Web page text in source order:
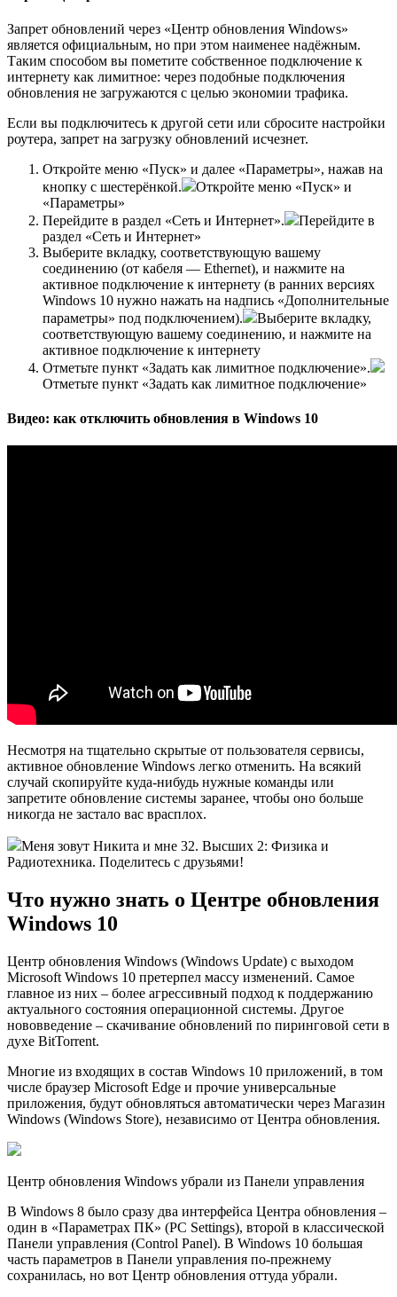
Запрет обновлений через «Центр обновления Windows»
является официальным, но при этом наименее надёжным.
Таким способом вы пометите собственное подключение к
интернету как лимитное: через подобные подключения
обновления не загружаются с целью экономии трафика.
Если вы подключитесь к другой сети или сбросите настройки
роутера, запрет на загрузку обновлений исчезнет.
Откройте меню «Пуск» и далее «Параметры», нажав на
кнопку с шестерёнкой.
Откройте меню «Пуск» и
«Параметры»
Перейдите в раздел «Сеть и Интернет».
Перейдите в
раздел «Сеть и Интернет»
Выберите вкладку, соответствующую вашему
соединению (от кабеля — Ethernet), и нажмите на
активное подключение к интернету (в ранних версиях
Windows 10 нужно нажать на надпись «Дополнительные
параметры» под подключением).
Выберите вкладку,
соответствующую вашему соединению, и нажмите на
активное подключение к интернету
Отметьте пункт «Задать как лимитное подключение».
Отметьте пункт «Задать как лимитное подключение»
Видео: как отключить обновления в Windows 10
Несмотря на тщательно скрытые от пользователя сервисы,
активное обновление Windows легко отменить. На всякий
случай скопируйте куда-нибудь нужные команды или
запретите обновление системы заранее, чтобы оно больше
никогда не застало вас врасплох.
Меня зовут Никита и мне 32. Высших 2: Физика и
Радиотехника. Поделитесь с друзьями!
Что нужно знать о Центре обновления
Windows 10
Центр обновления Windows (Windows Update) с выходом
Microsoft Windows 10 претерпел массу изменений. Самое
главное из них – более агрессивный подход к поддержанию
актуального состояния операционной системы. Другое
нововведение – скачивание обновлений по пиринговой сети в
духе BitTorrent.
Многие из входящих в состав Windows 10 приложений, в том
числе браузер Microsoft Edge и прочие универсальные
приложения, будут обновляться автоматически через Магазин
Windows (Windows Store), независимо от Центра обновления.
Центр обновления Windows убрали из Панели управления
В Windows 8 было сразу два интерфейса Центра обновления –
один в «Параметрах ПК» (PC Settings), второй в классической
Панели управления (Control Panel). В Windows 10 большая
часть параметров в Панели управления по-прежнему
сохранилась, но вот Центр обновления оттуда убрали.